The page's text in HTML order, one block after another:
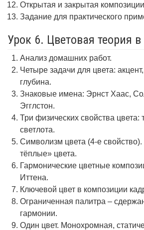
Открытая и закрытая
Задание для практического
Урок 6. Цветовая теория
Анализ домашних работ.
Четыре задачи для цвета:
глубина.
Знаковые имена: Эрнст Хаас,
Эгглстон.
Три физических свойства цвета:
светлота.
Символизм цвета (4-е
тёплые» цвета.
Гармонические цветные
Иттена.
Ключевой цвет в композиции
Ограниченная палитра –
гармонии.
Один цвет. Монохромная,